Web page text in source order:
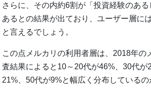
さらに、その内約6割が「投資経験のあ
あるとの結果が出ており、ユーザー層に
と言えるでしょう。
この点メルカリの利用者層は、2018年の
査結果によると10～20代が46%、30代が
21%、50代が9%と幅広く分布しているの